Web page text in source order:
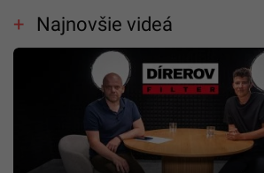
Najnovšie videá